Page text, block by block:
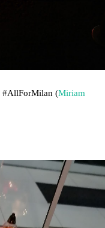
#AllForMilan (Miriam